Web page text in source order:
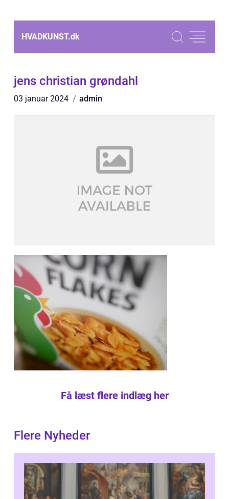
HVADKUNST.dk
jens christian grøndahl
03 januar 2024 admin
Få læst flere indlæg her
Flere Nyheder